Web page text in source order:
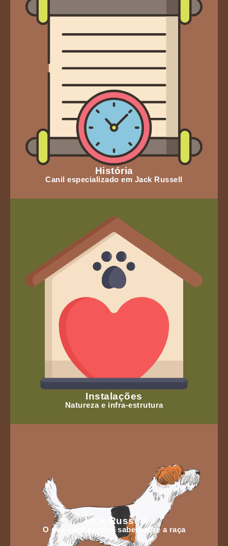
História
Canil especializado em Jack Russell
Instalações
Natureza e infra-estrutura
Jack Russell
O que você precisa sabersobre a raça